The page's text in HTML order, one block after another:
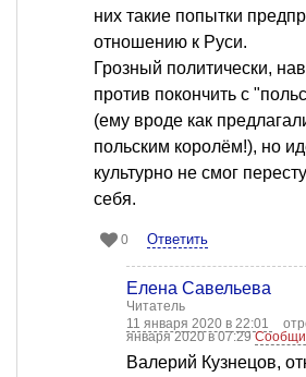
них такие попытки
отношению к Руси.
Грозный политически,
против покончить с
(ему вроде как
польским королём!), но
культурно не смог
себя.
0 Ответить
Елена Савельева
Читатель
11 января 2020 в 22:01
января 2020 в 07:29
Валерий Кузнецов,